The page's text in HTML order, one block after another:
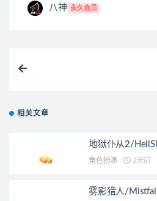
八神 永久会员
相关文章
地狱仆从2/
角色扮演 2天前
雾影猎人/